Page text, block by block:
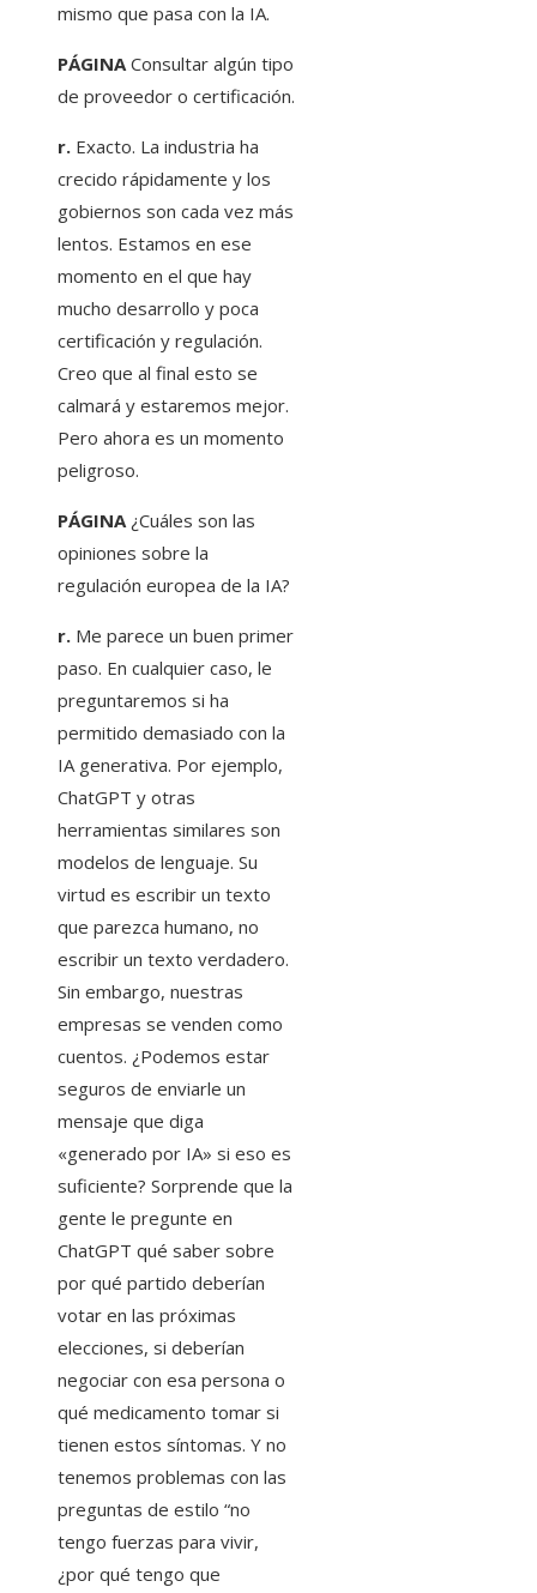
mismo que pasa con la IA.
PÁGINAConsultar algún tipo
de proveedor o certificación.
r. Exacto. La industria ha
crecido rápidamente y los
gobiernos son cada vez más
lentos. Estamos en ese
momento en el que hay
mucho desarrollo y poca
certificación y regulación.
Creo que al final esto se
calmará y estaremos mejor.
Pero ahora es un momento
peligroso.
PÁGINA¿Cuáles son las
opiniones sobre la
regulación europea de la IA?
r. Me parece un buen primer
paso. En cualquier caso, le
preguntaremos si ha
permitido demasiado con la
IA generativa. Por ejemplo,
ChatGPT y otras
herramientas similares son
modelos de lenguaje. Su
virtud es escribir un texto
que parezca humano, no
escribir un texto verdadero.
Sin embargo, nuestras
empresas se venden como
cuentos. ¿Podemos estar
seguros de enviarle un
mensaje que diga
«generado por IA» si eso es
suficiente? Sorprende que la
gente le pregunte en
ChatGPT qué saber sobre
por qué partido deberían
votar en las próximas
elecciones, si deberían
negociar con esa persona o
qué medicamento tomar si
tienen estos síntomas. Y no
tenemos problemas con las
preguntas de estilo “no
tengo fuerzas para vivir,
¿por qué tengo que